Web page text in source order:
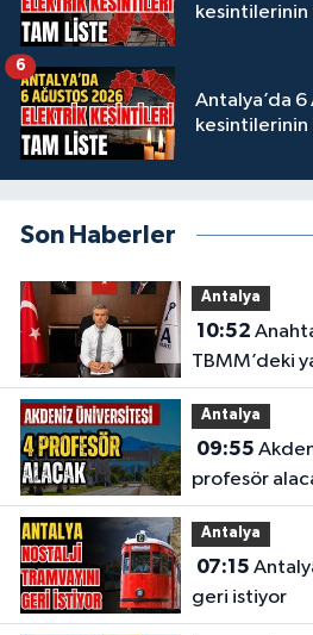
kesintilerinin
Antalya’da
kesintilerinin
6
Son Haberler
Antalya
10:52
TBMM’deki
Antalya
09:55
profesör
Antalya
07:15
geri istiyor